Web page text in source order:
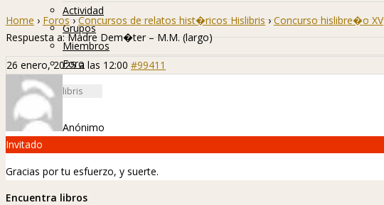
Actividad
Grupos
Miembros
Foro
Home › Foros › Concursos de relatos hist�ricos Hislibris › Concurso hislibre�o XV
Respuesta a: Madre Dem�ter – M.M. (largo)
26 enero, 2025 a las 12:00 #99411
Anónimo
Invitado
Gracias por tu esfuerzo, y suerte.
Encuentra libros